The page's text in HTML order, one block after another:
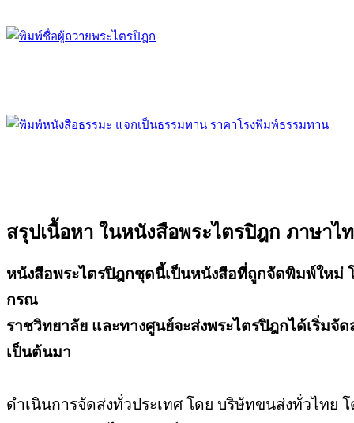
สรุปเนื้อหา ในหนังสือพระไตรปิฎก ภาษาไ
หนังสือพระไตรปิฎกชุดนี้เป็นหนังสือที่ถูกจัดพิมพ์ใหม่
กรณ
ราชวิทยาลัย และทางศูนย์จะส่งพระไตรปิฎกได้เริ่มจัด
เป็นต้นมา
ดำเนินการจัดส่งทั่วประเทศ โดย บริษัทขนส่งทั่วไทย